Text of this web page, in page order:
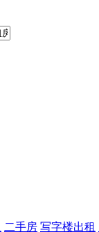
二手房 写字楼出租